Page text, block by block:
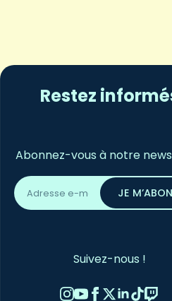
Restez
Abonnez-vous à notre
Adresse
email
*
JE
Suivez-nous !